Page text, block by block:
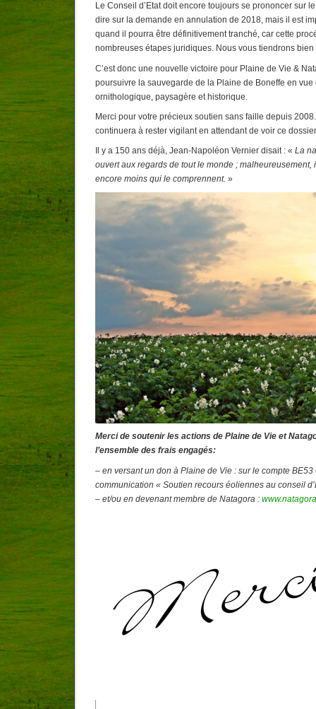
Le Conseil d’Etat doit encore toujours se prononcer sur
dire sur la demande en annulation de 2018, mais il est
quand il pourra être définitivement tranché, car cette
nombreuses étapes juridiques. Nous vous tiendrons bien
C’est donc une nouvelle victoire pour Plaine de Vie &
poursuivre la sauvegarde de la Plaine de Boneffe en
ornithologique, paysagère et historique.
Merci pour votre précieux soutien sans faille depuis
continuera à rester vigilant en attendant de voir ce
Il y a 150 ans déjà, Jean-Napoléon Vernier disait : « La
ouvert aux regards de tout le monde ; malheureusement,
encore moins qui le comprennent. »
Merci de soutenir les actions de Plaine de Vie et
l’ensemble des frais engagés:
– en versant un don à Plaine de Vie : sur le compte
communication « Soutien recours éoliennes au conseil
– et/ou en devenant membre de Natagora :